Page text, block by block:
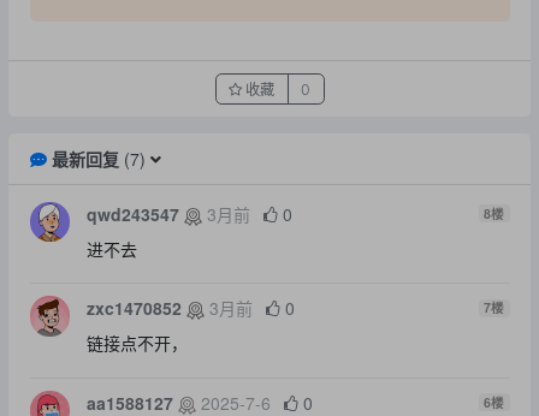
收藏 0
最新回复(7)
qwd243547 3月前 0 8楼
进不去
zxc1470852 3月前 0 7楼
链接点不开，
aa1588127 2025-7-6 0 6楼